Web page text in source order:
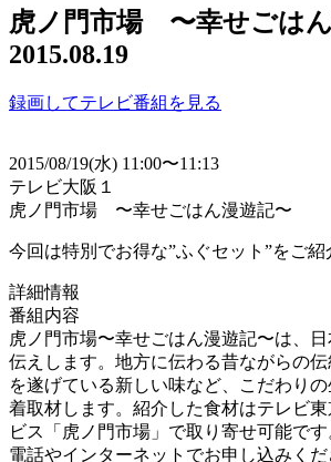
虎ノ門市場 〜幸せごは
2015.08.19
録画してテレビ番組を見る
2015/08/19(水) 11:00〜11:13
テレビ大阪１
虎ノ門市場 〜幸せごはん漫遊記〜
今回は特別でお得な”ふぐセット”をご紹
詳細情報
番組内容
虎ノ門市場〜幸せごはん漫遊記〜は、
伝えします。地方に伝わる昔ながらの
を遂げている新しい味など、こだわり
着取材します。紹介した食材はテレビ
ビス「虎ノ門市場」で取り寄せ可能です
電話やインターネットでお申し込みくだ